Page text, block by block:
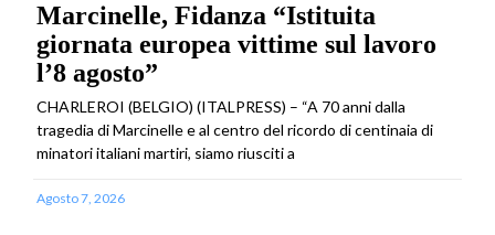
Marcinelle, Fidanza “Istituita
giornata europea vittime sul lavoro
l’8 agosto”
CHARLEROI (BELGIO) (ITALPRESS) – “A 70 anni dalla
tragedia di Marcinelle e al centro del ricordo di centinaia di
minatori italiani martiri, siamo riusciti a
Agosto 7, 2026